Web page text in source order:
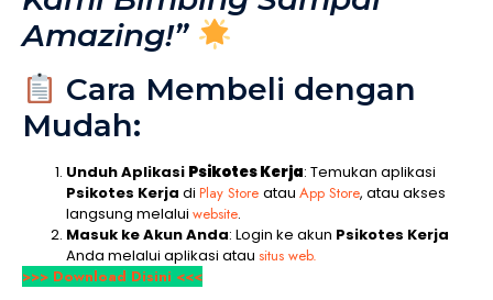
Amazing!”
Cara Membeli dengan
Mudah:
Unduh Aplikasi Psikotes Kerja: Temukan aplikasi
Psikotes Kerja di Play Store atau App Store, atau akses
langsung melalui website.
Masuk ke Akun Anda: Login ke akun Psikotes Kerja
Anda melalui aplikasi atau situs web.
>>> Download Disini <<<